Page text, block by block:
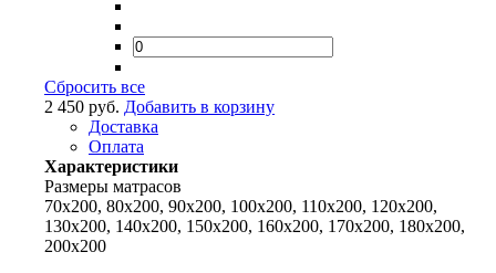
Сбросить все
2 450 руб. Добавить в корзину
Доставка
Оплата
Характеристики
Размеры матрасов
70x200, 80x200, 90x200, 100x200, 110x200, 120x200,
130x200, 140x200, 150x200, 160x200, 170x200, 180x200,
200x200